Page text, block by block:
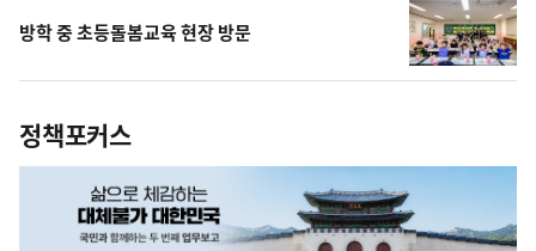
방학 중 초등돌봄교육 현장 방문
정책포커스